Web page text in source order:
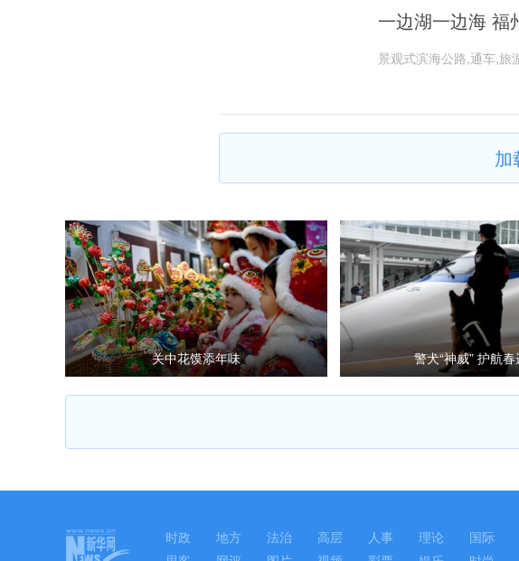
一边湖一边海 福
景观式滨海公路,通车,旅
加
关中花馍添年味 警犬“神威” 护航春
时政 地方 法治 高层 人事 理论 国际